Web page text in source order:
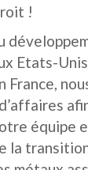
!
Etats-
France,
équipe
la